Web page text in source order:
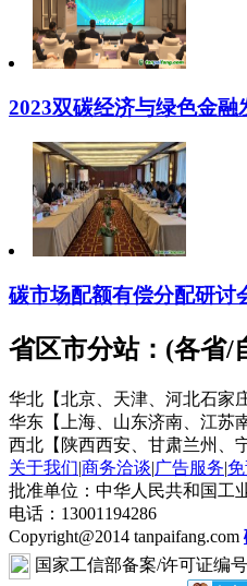
2023双碳经济与绿色金融
碳市场配额有偿分配研讨
省区市分站：(各省/
华北【北京、天津、河北石家
华东【上海、山东济南、江苏
西北【陕西西安、甘肃兰州、
关于我们|商务洽谈|广告服务|
批准单位：中华人民共和国工
电话：13001194286
Copyright@2014 tanpaifang.com
国家工信部备案/许可证编号